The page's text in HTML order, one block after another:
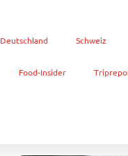
Deutschland Schweiz
Food-Insider